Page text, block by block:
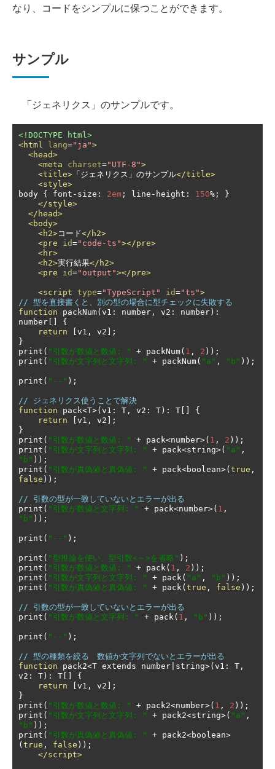
なり、コードをシンプルに保つことができます。
サンプル
「ジェネリクス」のサンプルです。
<!DOCTYPE html>
<html
lang="ja">
<head>
<meta
charset="UTF-8">
<title> 「ジェネリクス」のサンプル</title>
<style>
body { font - size : 2em ; line - height : 150%;
}
</style>
</head>
<body>
<h2>コード</h2>
<pre
id="code-ts"></pre>
<hr>
<h2>実行結果</h2>
<pre
id="output"></pre>
<script type="TypeScript" id="ts">
// 型を直接書くと、別の型の場合に型チェックに失敗する
function packNum( v1 : number , v2 : number ):
number
{
return
v1 , v2 ];
}
print ( "引数が数値と数値: " + packNum( 1 , 2 ));
print ( "引数が文字列と文字列: " + packNum( "a" , "b" ));
print ( "--" );
// ジェネリクス使うことで解決
function pack<T>( v1 : T , v2 : T ): T
{
return
v1 , v2 ];
}
print ( "引数が数値と数値: " + pack<number>( 1 , 2 ));
print ( "引数が文字列と文字列: " + pack<string>( "a" ,
"b" ));
print ( "引数が真偽値と真偽値: " + pack<boolean>( true ,
false ));
// 引数の型が一致していないとエラーが出る
print ( "引数が数値と文字列: " + pack<number>( 1 ,
"b" ));
print ( "--" );
print ( "型推論を使い、型引数<～>を省略" );
print ( "引数が数値と数値: " + pack( 1 , 2 ));
print ( "引数が文字列と文字列: " + pack( "a" , "b" ));
print ( "引数が真偽値と真偽値: " + pack( true , false ));
// 引数の型が一致していないとエラーが出る
print ( "引数が数値と文字列: " + pack( 1 , "b" ));
print ( "--" );
// 型の種類を絞る　数値か文字列でないとエラーが出る
function pack2<T extends number string>( v1 : T ,
v2 : T ): T
{
return
v1 , v2 ];
}
print ( "引数が数値と数値: " + pack2<number>( 1 , 2 ));
print ( "引数が文字列と文字列: " + pack2<string>( "a" ,
"b" ));
print ( "引数が真偽値と真偽値: " + pack2<boolean>
( true , false ));
</script>